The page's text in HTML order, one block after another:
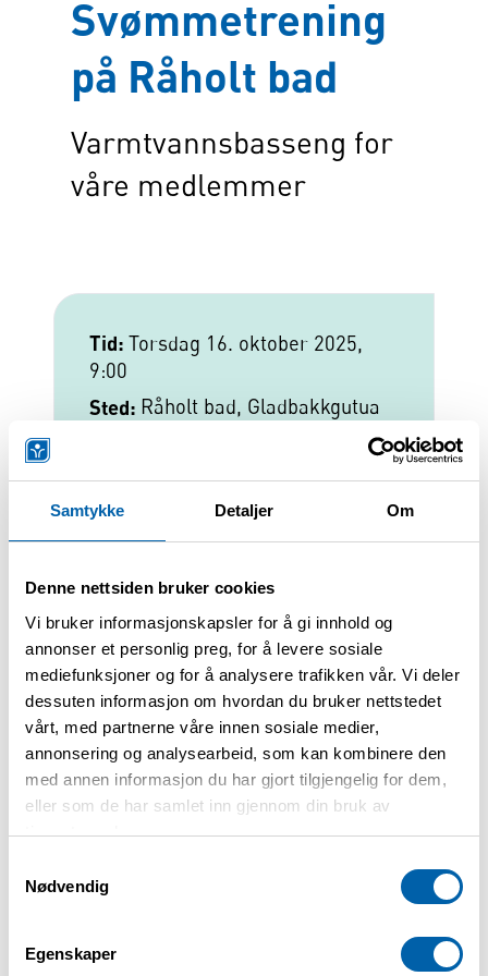
Samtykke Detaljer Om
Denne nettsiden bruker cookies
Vi bruker informasjonskapsler for å gi innhold og
annonser et personlig preg, for å levere sosiale
mediefunksjoner og for å analysere trafikken vår. Vi deler
dessuten informasjon om hvordan du bruker nettstedet
vårt, med partnerne våre innen sosiale medier,
annonsering og analysearbeid, som kan kombinere den
med annen informasjon du har gjort tilgjengelig for dem,
eller som de har samlet inn gjennom din bruk av
tjenestene deres.
Nødvendig
Egenskaper
Svømmetrening
på Råholt bad
Varmtvannsbasseng for
våre medlemmer
Tid: Torsdag 16. oktober 2025,
9:00
Sted: Råholt bad, Gladbakkgutua
(kun torsdager)
Øvre Romerike storlag inviterer sine
medlemmer til svømmetrening på Råholt
bad. Hver tirsdag 11.00 - 12.00 og torsdag
9.00 - 10.00. Varmtvannsbassenget er
reservert for våre medlemmer for
gruppetrening. Tilbudet er tilrettelagt for
pasienter med kols og astma.
telefonnummer:
for påmelding.